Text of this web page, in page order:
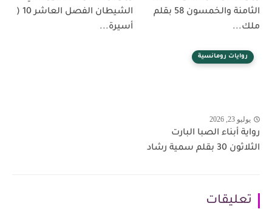
الثامنة والخمسون 58 بقلم
ملك...
الشيطان الفصل العاشر 10 (
أسيرة...
روايات رومانسية
يوليو 23, 2026
رواية أبناء الصبا البارت
الثلاثون 30 بقلم سمية رشاد
تعليقات